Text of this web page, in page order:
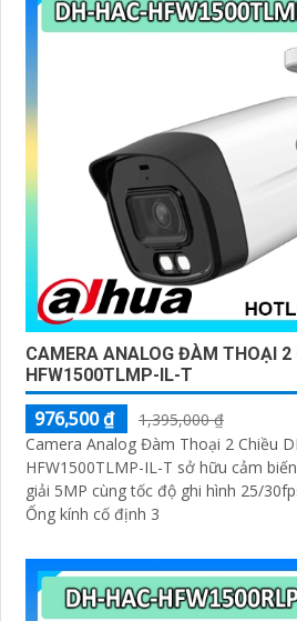
CAMERA ANALOG ĐÀM THOẠI 2
HFW1500TLMP-IL-T
976,500 ₫
1,395,000 ₫
Camera Analog Đàm Thoại 2 Chiều
HFW1500TLMP-IL-T sở hữu cảm
giải 5MP cùng tốc độ ghi hình 25/
Ống kính cố định 3